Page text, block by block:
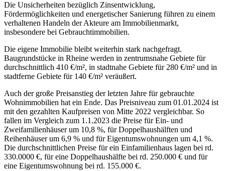
Die Unsicherheiten bezüglich Zinsentwicklung,
Fördermöglichkeiten und energetischer Sanierung führen zu einem
verhaltenen Handeln der Akteure am Immobilienmarkt,
insbesondere bei Gebrauchtimmobilien.
Die eigene Immobilie bleibt weiterhin stark nachgefragt.
Baugrundstücke in Rheine werden in zentrumsnahe Gebiete für
durchschnittlich 410 €/m², in stadtnahe Gebiete für 280 €/m² und in
stadtferne Gebiete für 140 €/m² veräußert.
Auch der große Preisanstieg der letzten Jahre für gebrauchte
Wohnimmobilien hat ein Ende. Das Preisniveau zum 01.01.2024 ist
mit den gezahlten Kaufpreisen von Mitte 2022 vergleichbar. So
fallen im Vergleich zum 1.1.2023 die Preise für Ein- und
Zweifamilienhäuser um 10,8 %, für Doppelhaushälften und
Reihenhäuser um 6,9 % und für Eigentumswohnungen um 4,1 %.
Die durchschnittlichen Preise für ein Einfamilienhaus lagen bei rd.
330.0000 €, für eine Doppelhaushälfte bei rd. 250.000 € und für
eine Eigentumswohnung bei rd. 155.000 €.